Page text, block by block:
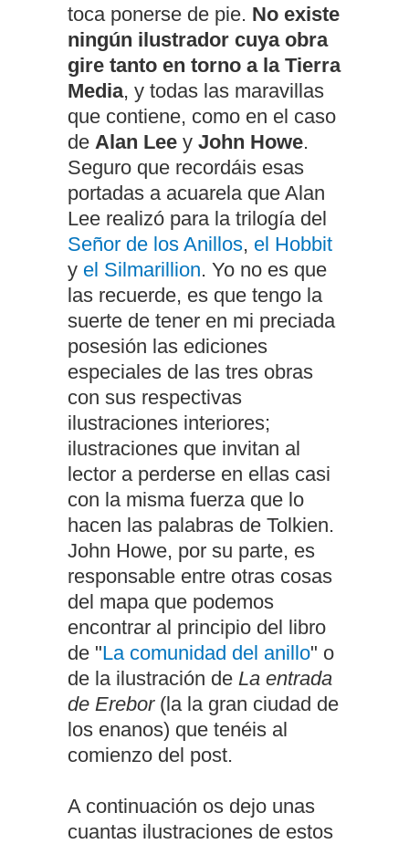
toca ponerse de pie. No existe
ningún ilustrador cuya obra
gire tanto en torno a la Tierra
Media, y todas las maravillas
que contiene, como en el caso
de Alan Lee y John Howe.
Seguro que recordáis esas
portadas a acuarela que Alan
Lee realizó para la trilogía del
Señor de los Anillos, el Hobbit
y el Silmarillion. Yo no es que
las recuerde, es que tengo la
suerte de tener en mi preciada
posesión las ediciones
especiales de las tres obras
con sus respectivas
ilustraciones interiores;
ilustraciones que invitan al
lector a perderse en ellas casi
con la misma fuerza que lo
hacen las palabras de Tolkien.
John Howe, por su parte, es
responsable entre otras cosas
del mapa que podemos
encontrar al principio del libro
de "La comunidad del anillo" o
de la ilustración de La entrada
de Erebor(la la gran ciudad de
los enanos) que tenéis al
comienzo del post.
A continuación os dejo unas
cuantas ilustraciones de estos